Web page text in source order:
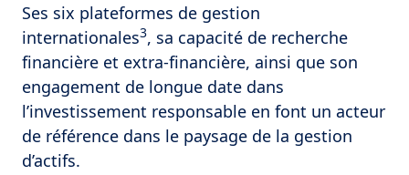
Ses six plateformes de gestion
internationales3, sa capacité de recherche
financière et extra-financière, ainsi que son
engagement de longue date dans
l’investissement responsable en font un acteur
de référence dans le paysage de la gestion
d’actifs.